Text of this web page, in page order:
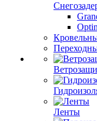
Ленты